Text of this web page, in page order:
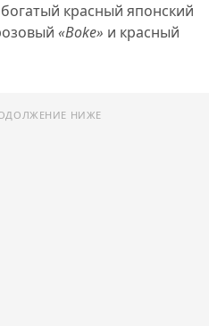
красный японский
«Boke» и красный
НИЖЕ